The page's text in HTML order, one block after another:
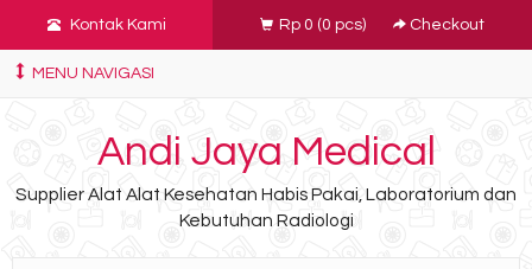
Kontak Kami Rp 0 (0 pcs) Checkout
MENU NAVIGASI
Andi Jaya Medical
Supplier Alat Alat Kesehatan Habis Pakai, Laboratorium dan
Kebutuhan Radiologi